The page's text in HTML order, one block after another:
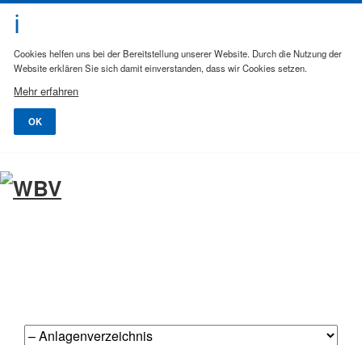
Cookies helfen uns bei der Bereitstellung unserer Website. Durch die Nutzung der
Website erklären Sie sich damit einverstanden, dass wir Cookies setzen.
Mehr erfahren
OK